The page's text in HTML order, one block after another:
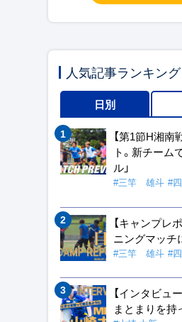
人気記事ランキング
日別
【第1節H湘
ト。新チーム
ル」
#三竿 雄斗 #
【キャンプレ
ニングマッチ
#三竿 雄斗 #
【インタビュ
まとまりを持